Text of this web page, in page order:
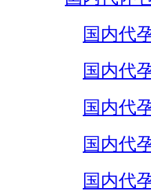
国内代
国内代
国内代
国内代
国内代